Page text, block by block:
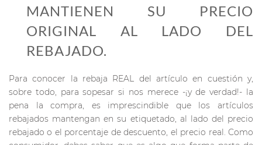
MANTIENEN SU PRECIO
ORIGINAL AL LADO DEL
REBAJADO.
Para conocer la rebaja REAL del artículo en cuestión y,
sobre todo, para sopesar si nos merece -¡y de verdad!- la
pena la compra, es imprescindible que los artículos
rebajados mantengan en su etiquetado, al lado del precio
rebajado o el porcentaje de descuento, el precio real. Como